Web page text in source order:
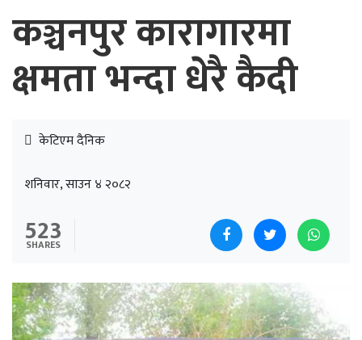
कञ्चनपुर कारागारमा
क्षमता भन्दा धेरै कैदी
केटिएम दैनिक
शनिवार, साउन ४ २०८२
523
SHARES